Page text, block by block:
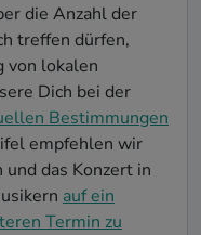
die Anzahl der
treffen dürfen,
von lokalen
Dich bei der
Bestimmungen
empfehlen wir
das Konzert in
auf ein
Termin zu